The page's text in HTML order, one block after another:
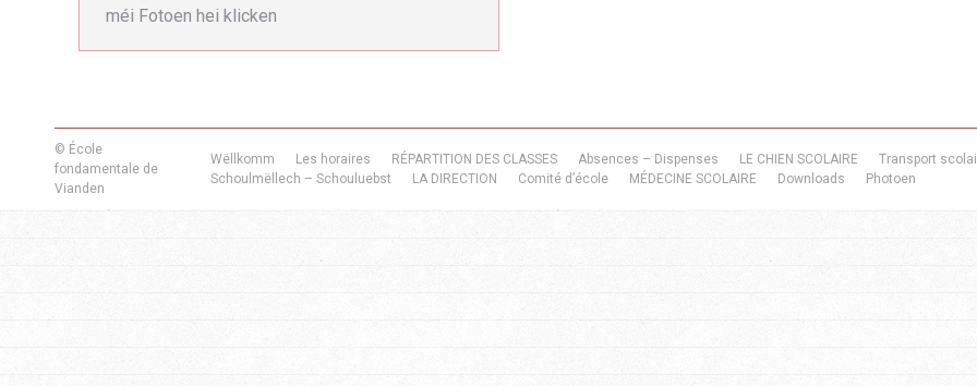
méi Fotoen hei klicken
© École
fondamentale de
Vianden
Wëllkomm Les horaires RÉPARTITION DES CLASSES Absences – Dispenses LE CHIEN SCOLAIRE Transport
Schoulmëllech – Schouluebst
LA DIRECTION Comité d’école MÉDECINE SCOLAIRE Downloads Photoen